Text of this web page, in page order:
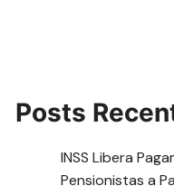
Posts
INSS Libera
Pensionistas a